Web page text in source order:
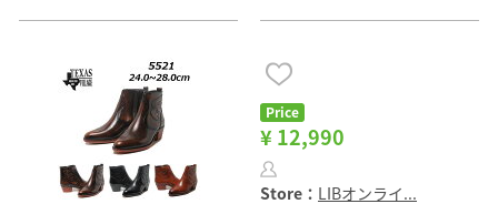
Price
¥ 12,990
Store： LIBオンライ...